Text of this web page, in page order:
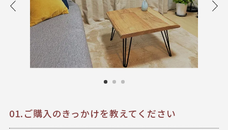
01.ご購入のきっかけを教えてください